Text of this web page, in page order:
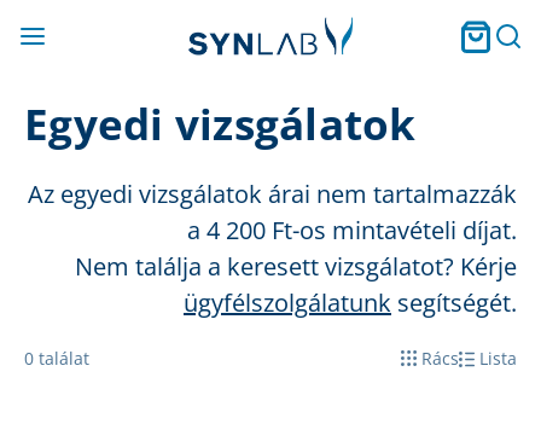
Egyedi vizsgálatok
Az egyedi vizsgálatok árai nem tartalmazzák
a 4 200 Ft-os mintavételi díjat.
Nem találja a keresett vizsgálatot? Kérje
ügyfélszolgálatunk segítségét.
0 találat Rács Lista